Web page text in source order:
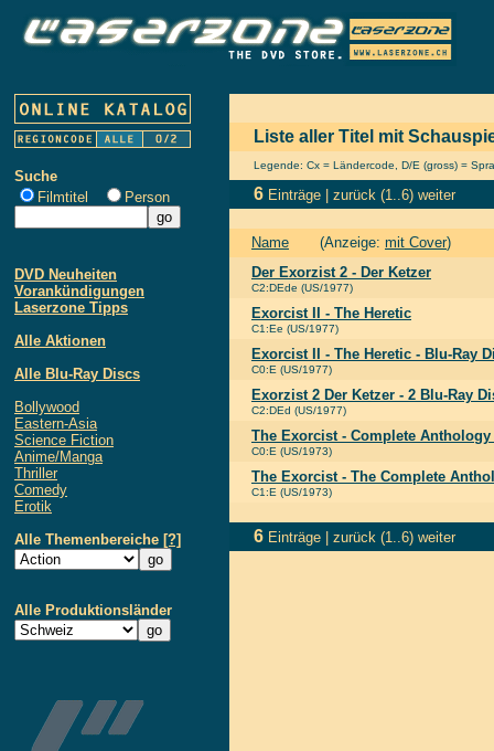
Suche
Filmtitel
Person
DVD Neuheiten
Vorankündigungen
Laserzone Tipps
Alle Aktionen
Alle Blu-Ray Discs
Bollywood
Eastern-Asia
Science Fiction
Anime/Manga
Thriller
Comedy
Erotik
Alle Themenbereiche [?]
Alle Produktionsländer
Liste aller Titel mit
Legende: Cx = Ländercode, D/E (gross) =
6 Einträge | zurück (1..6) weiter
Name (Anzeige: mit Cover)
Der Exorzist 2 - Der Ketzer
C2:DEde (US/1977)
Exorcist II - The Heretic
C1:Ee (US/1977)
Exorcist II - The Heretic - Blu-Ray
C0:E (US/1977)
Exorzist 2 Der Ketzer - 2 Blu-Ray
C2:DEd (US/1977)
The Exorcist - Complete Anthology
C0:E (US/1973)
The Exorcist - The Complete
C1:E (US/1973)
6 Einträge | zurück (1..6) weiter